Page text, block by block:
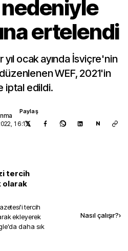
nedeniyle
ertelendi
ocak ayında İsviçre'nin
WEF, 2021'in
iptal edildi.
16:15
Paylaş
N
tercih
olarak
'i tercih
ekleyerek
daha sık
Nasıl çalışır?›